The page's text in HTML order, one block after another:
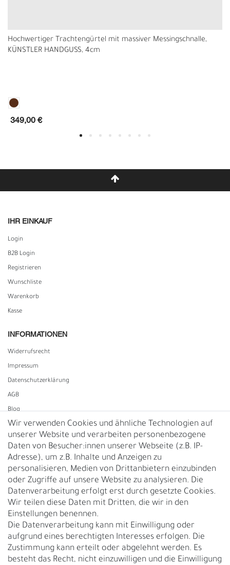
Hochwertiger Trachtengürtel mit massiver Messingschnalle,
KÜNSTLER HANDGUSS, 4cm
349,00 €
IHR EINKAUF
Login
B2B Login
Registrieren
Wunschliste
Warenkorb
Kasse
INFORMATIONEN
Widerrufs­recht
Impressum
Daten­schutz­erklärung
AGB
Blog
Vertrag widerrufen
UNTERNEHMEN
Nachhaltigkeit
Kontakt
Über uns
Rückgabe
Gürtelgröße messen
Garantie
Wir verwenden Cookies und ähnliche Technologien auf
unserer Website und verarbeiten personenbezogene
Daten von Besucher:innen unserer Webseite (z.B. IP-
Adresse), um z.B. Inhalte und Anzeigen zu
personalisieren, Medien von Drittanbietern einzubinden
oder Zugriffe auf unsere Website zu analysieren. Die
Datenverarbeitung erfolgt erst durch gesetzte Cookies.
Wir teilen diese Daten mit Dritten, die wir in den
Einstellungen benennen.
Die Datenverarbeitung kann mit Einwilligung oder
aufgrund eines berechtigten Interesses erfolgen. Die
Zustimmung kann erteilt oder abgelehnt werden. Es
besteht das Recht, nicht einzuwilligen und die Einwilligung